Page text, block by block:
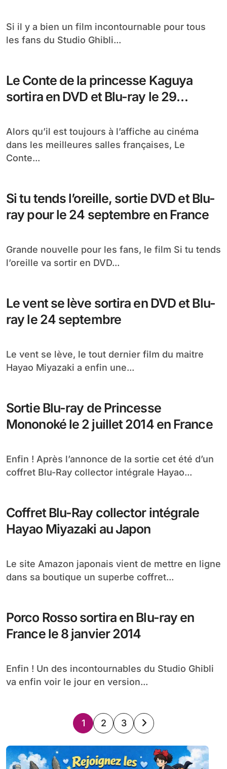
Si il y a bien un film incontournable pour tous
les fans du Studio Ghibli...
Le Conte de la princesse Kaguya
sortira en DVD et Blu-ray le 29
Alors qu’il est toujours à l’affiche au cinéma
dans les meilleures salles françaises, Le
Conte...
Si tu tends l’oreille, sortie DVD et Blu-
ray pour le 24 septembre en France
Grande nouvelle pour les fans, le film Si tu tends
l’oreille va sortir en DVD...
Le vent se lève sortira en DVD et Blu-
ray le 24 septembre
Le vent se lève, le tout dernier film du maitre
Hayao Miyazaki a enfin une...
Sortie Blu-ray de Princesse
Mononoké le 2 juillet 2014 en France
Enfin ! Après l’annonce de la sortie cet été d’un
coffret Blu-Ray collector intégrale Hayao...
Coffret Blu-Ray collector intégrale
Hayao Miyazaki au Japon
Le site Amazon japonais vient de mettre en ligne
dans sa boutique un superbe coffret...
Porco Rosso sortira en Blu-ray en
France le 8 janvier 2014
Enfin ! Un des incontournables du Studio Ghibli
va enfin voir le jour en version...
Pagination
des
1 2 3